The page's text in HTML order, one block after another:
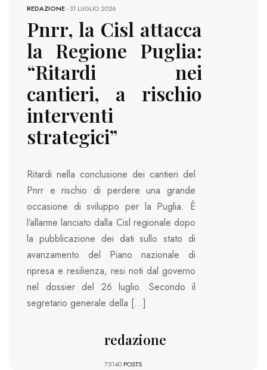
REDAZIONE-31 LUGLIO 2026
Pnrr, la Cisl attacca
la Regione Puglia:
“Ritardi nei
cantieri, a rischio
interventi
strategici”
Ritardi nella conclusione dei cantieri del
Pnrr e rischio di perdere una grande
occasione di sviluppo per la Puglia. È
l’allarme lanciato dalla Cisl regionale dopo
la pubblicazione dei dati sullo stato di
avanzamento del Piano nazionale di
ripresa e resilienza, resi noti dal governo
nel dossier del 26 luglio. Secondo il
segretario generale della […]
redazione
75140 POSTS